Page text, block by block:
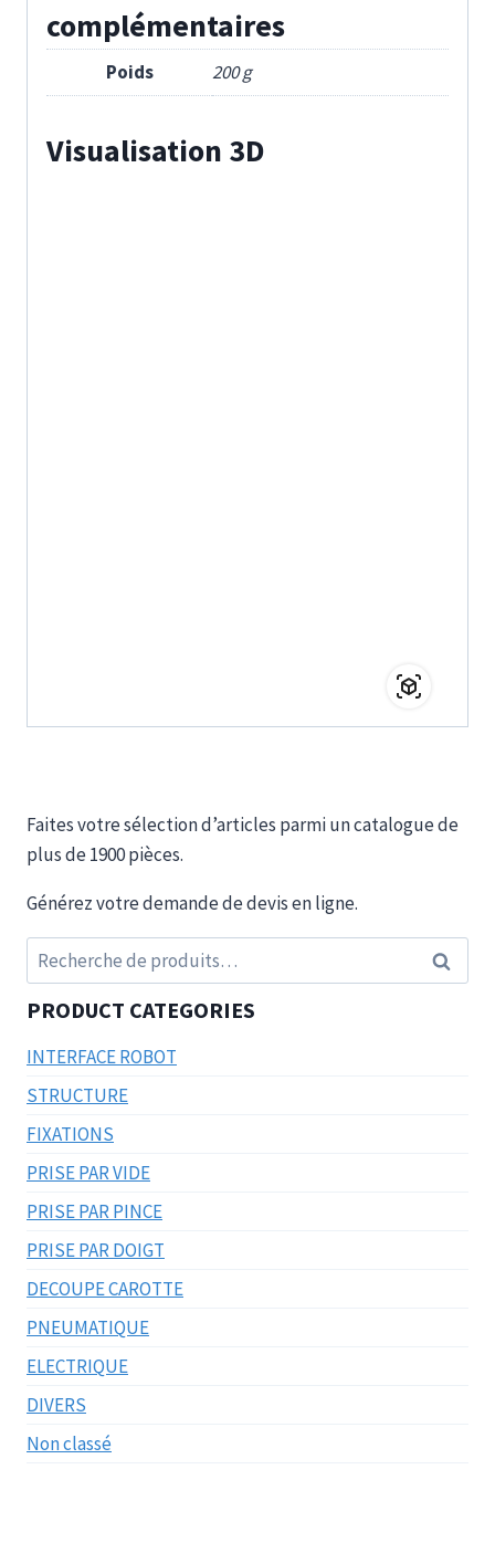
complémentaires
Poids 200 g
Visualisation 3D
Faites votre sélection d’articles parmi un catalogue de
plus de 1900 pièces.
Générez votre demande de devis en ligne.
Recherche
pour :
PRODUCT CATEGORIES
INTERFACE ROBOT
STRUCTURE
FIXATIONS
PRISE PAR VIDE
PRISE PAR PINCE
PRISE PAR DOIGT
DECOUPE CAROTTE
PNEUMATIQUE
ELECTRIQUE
DIVERS
Non classé